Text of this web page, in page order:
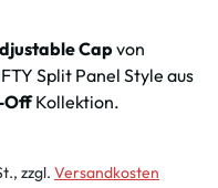
Cap von
Split Panel Style aus
OffKollektion.
zzgl. Versandkosten